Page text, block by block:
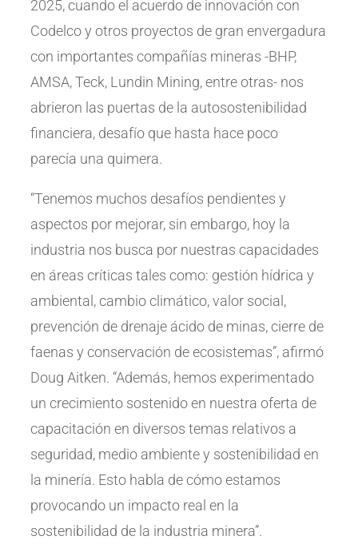
2025, cuando el acuerdo de innovación con
Codelco y otros proyectos de gran envergadura
con importantes compañías mineras -BHP,
AMSA, Teck, Lundin Mining, entre otras- nos
abrieron las puertas de la autosostenibilidad
financiera, desafío que hasta hace poco
parecía una quimera.
“Tenemos muchos desafíos pendientes y
aspectos por mejorar, sin embargo, hoy la
industria nos busca por nuestras capacidades
en áreas críticas tales como: gestión hídrica y
ambiental, cambio climático, valor social,
prevención de drenaje ácido de minas, cierre de
faenas y conservación de ecosistemas”, afirmó
Doug Aitken. “Además, hemos experimentado
un crecimiento sostenido en nuestra oferta de
capacitación en diversos temas relativos a
seguridad, medio ambiente y sostenibilidad en
la minería. Esto habla de cómo estamos
provocando un impacto real en la
sostenibilidad de la industria minera”.